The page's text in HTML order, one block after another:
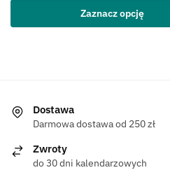
Zaznacz opcję
Dostawa
Darmowa dostawa od 250 zł
Zwroty
do 30 dni kalendarzowych